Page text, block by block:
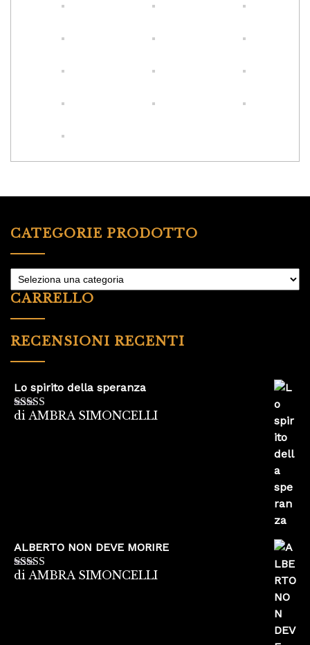
CATEGORIE PRODOTTO
CARRELLO
RECENSIONI RECENTI
Lo spirito della speranza
Valutato5su
di AMBRA SIMONCELLI
ALBERTO NON DEVE MORIRE
Valutato5su
di AMBRA SIMONCELLI